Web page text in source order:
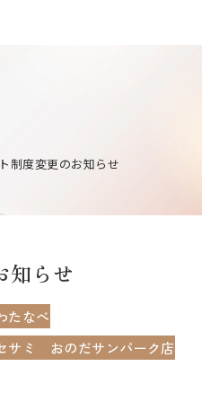
制度変更のお知らせ
知らせ
たなべ
サミ おのだサンパーク店